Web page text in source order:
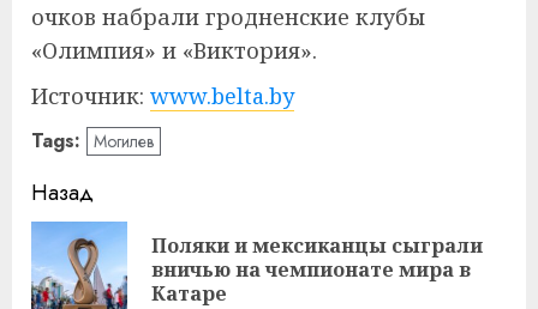
очков набрали гродненские клубы
«Олимпия» и «Виктория».
Источник: www.belta.by
Tags: Могилев
Навигация
записи
Назад
Поляки и мексиканцы сыграли
вничью на чемпионате мира в
Катаре